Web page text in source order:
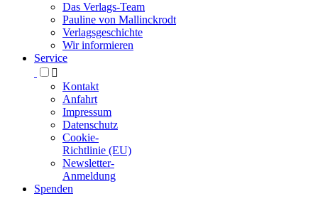
Das Verlags-Team
Pauline von Mallinckrodt
Verlagsgeschichte
Wir informieren
Service

Kontakt
Anfahrt
Impressum
Datenschutz
Cookie-
Richtlinie (EU)
Newsletter-
Anmeldung
Spenden